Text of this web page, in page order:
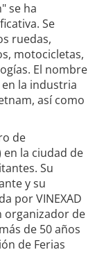
se ha
Se
ruedas,
motocicletas,
El nombre
la industria
así como
de
en la ciudad de
Su
y su
por VINEXAD
organizador de
de 50 años
de Ferias